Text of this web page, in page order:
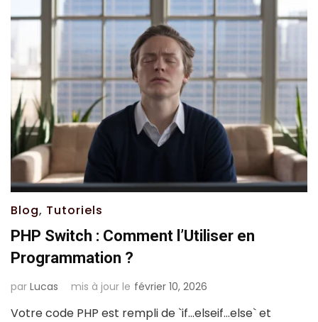
Blog, Tutoriels
PHP Switch : Comment l’Utiliser en
Programmation ?
par Lucas mis à jour le février 10, 2026
Votre code PHP est rempli de `if…elseif…else` et